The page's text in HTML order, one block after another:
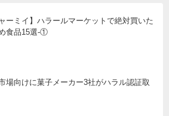
ーミイ】ハラールマーケットで絶対買いた
食品15選-①
場向けに菓子メーカー3社がハラル認証取